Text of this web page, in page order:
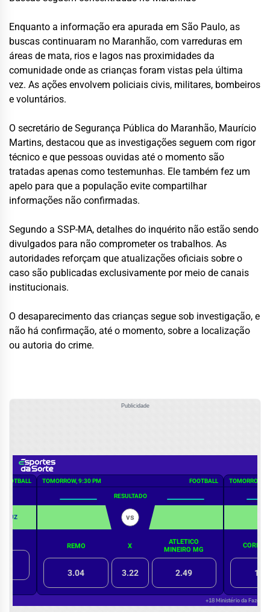
Enquanto a informação era apurada em São Paulo, as
buscas continuaram no Maranhão, com varreduras em
áreas de mata, rios e lagos nas proximidades da
comunidade onde as crianças foram vistas pela última
vez. As ações envolvem policiais civis, militares, bombeiros
e voluntários.
O secretário de Segurança Pública do Maranhão, Maurício
Martins, destacou que as investigações seguem com rigor
técnico e que pessoas ouvidas até o momento são
tratadas apenas como testemunhas. Ele também fez um
apelo para que a população evite compartilhar
informações não confirmadas.
Segundo a SSP-MA, detalhes do inquérito não estão sendo
divulgados para não comprometer os trabalhos. As
autoridades reforçam que atualizações oficiais sobre o
caso são publicadas exclusivamente por meio de canais
institucionais.
O desaparecimento das crianças segue sob investigação, e
não há confirmação, até o momento, sobre a localização
ou autoria do crime.
Publicidade